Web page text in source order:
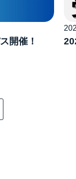
開催！